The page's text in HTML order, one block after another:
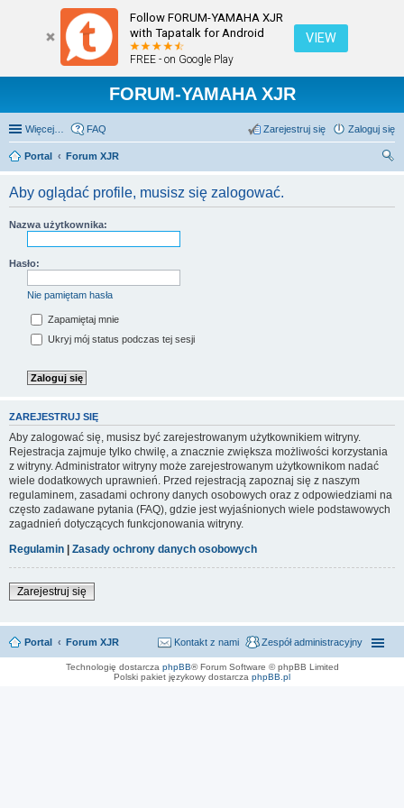
Follow FORUM-YAMAHA XJR
with Tapatalk for Android
FREE - on Google Play
VIEW
FORUM-YAMAHA XJR
Więcej… FAQ Zaloguj się
Zarejestruj się
Portal
Forum XJR
Aby oglądać profile, musisz się zalogować.
Nazwa użytkownika:
Hasło:
Nie pamiętam hasła
Zapamiętaj mnie
Ukryj mój status podczas tej sesji
ZAREJESTRUJ SIĘ
Aby zalogować się, musisz być zarejestrowanym użytkownikiem witryny.
Rejestracja zajmuje tylko chwilę, a znacznie zwiększa możliwości korzystania
z witryny. Administrator witryny może zarejestrowanym użytkownikom nadać
wiele dodatkowych uprawnień. Przed rejestracją zapoznaj się z naszym
regulaminem, zasadami ochrony danych osobowych oraz z odpowiedziami na
często zadawane pytania (FAQ), gdzie jest wyjaśnionych wiele podstawowych
zagadnień dotyczących funkcjonowania witryny.
Regulamin
Zasady ochrony danych osobowych
Zarejestruj się
Portal Forum XJR Zespół administracyjny
Kontakt z nami
Technologię dostarcza phpBB® Forum Software © phpBB Limited
Polski pakiet językowy dostarcza phpBB.pl